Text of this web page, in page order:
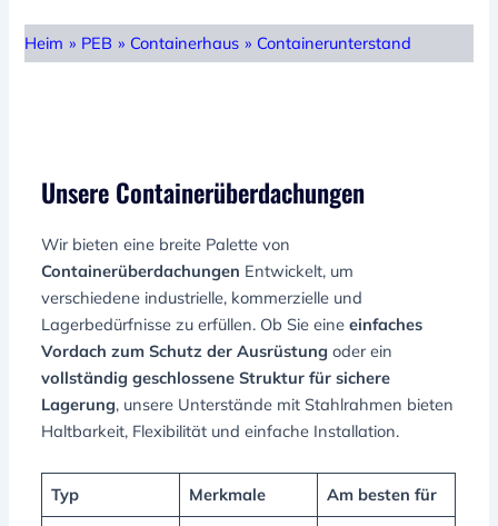
Heim » PEB » Containerhaus » Containerunterstand
Unsere Containerüberdachungen
Wir bieten eine breite Palette von
Containerüberdachungen Entwickelt, um
verschiedene industrielle, kommerzielle und
Lagerbedürfnisse zu erfüllen. Ob Sie eineeinfaches
Vordach zum Schutz der Ausrüstung oder ein
vollständig geschlossene Struktur für sichere
Lagerung, unsere Unterstände mit Stahlrahmen bieten
Haltbarkeit, Flexibilität und einfache Installation.
Typ Merkmale Am besten für